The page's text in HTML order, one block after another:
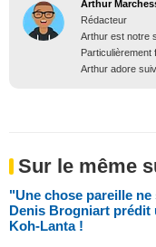
Arthur
Rédacteur
Arthur est notre
Particulièrement
Arthur adore
Sur le même
"Une chose pareille
Denis Brogniart prédit
Koh-Lanta !